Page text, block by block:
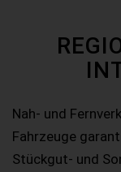
Nah- und
Fahrzeuge
Stückgut- und